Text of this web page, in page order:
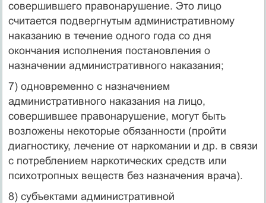
совершившего правонарушение. Это лицо
считается подвергнутым административному
наказанию в течение одного года со дня
окончания исполнения постановления о
назначении административного наказания;
7) одновременно с назначением
административного наказания на лицо,
совершившее правонарушение, могут быть
возложены некоторые обязанности (пройти
диагностику, лечение от наркомании и др. в связи
с потреблением наркотических средств или
психотропных веществ без назначения врача).
8) субъектами административной